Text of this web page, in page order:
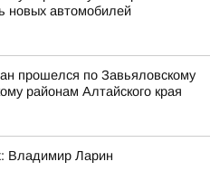
новых автомобилей
прошелся по Завьяловскому
районам Алтайского края
Владимир Ларин